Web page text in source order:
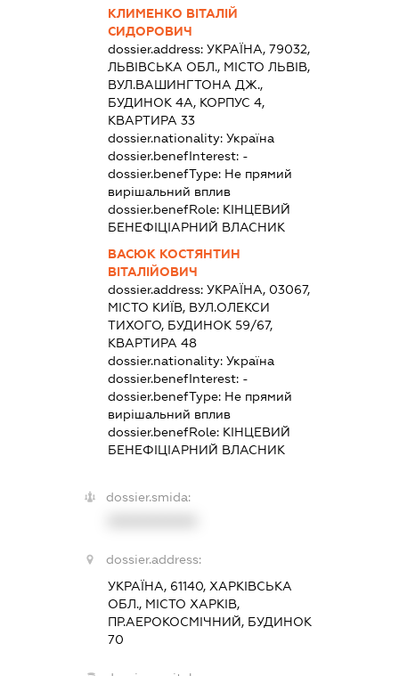
КЛИМЕНКО ВІТАЛІЙ
СИДОРОВИЧ
dossier.address: УКРАЇНА, 79032,
ЛЬВІВСЬКА ОБЛ., МІСТО ЛЬВІВ,
ВУЛ.ВАШИНГТОНА ДЖ.,
БУДИНОК 4А, КОРПУС 4,
КВАРТИРА 33
dossier.nationality: Україна
dossier.benefInterest: -
dossier.benefType: Не прямий
вирішальний вплив
dossier.benefRole: КІНЦЕВИЙ
БЕНЕФІЦІАРНИЙ ВЛАСНИК
ВАСЮК КОСТЯНТИН
ВІТАЛІЙОВИЧ
dossier.address: УКРАЇНА, 03067,
МІСТО КИЇВ, ВУЛ.ОЛЕКСИ
ТИХОГО, БУДИНОК 59/67,
КВАРТИРА 48
dossier.nationality: Україна
dossier.benefInterest: -
dossier.benefType: Не прямий
вирішальний вплив
dossier.benefRole: КІНЦЕВИЙ
БЕНЕФІЦІАРНИЙ ВЛАСНИК
dossier.smida:
dossier.address:
УКРАЇНА, 61140, ХАРКІВСЬКА
ОБЛ., МІСТО ХАРКІВ,
ПР.АЕРОКОСМІЧНИЙ, БУДИНОК
70